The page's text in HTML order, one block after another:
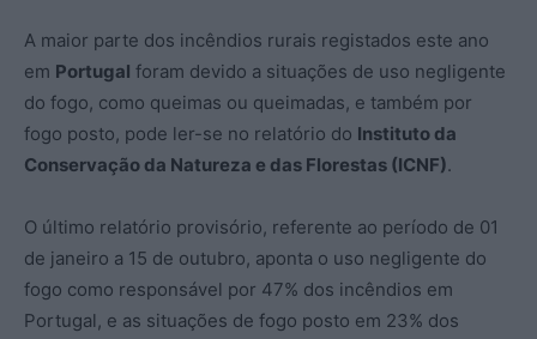
A maior parte dos incêndios rurais registados este ano
em Portugal foram devido a situações de uso negligente
do fogo, como queimas ou queimadas, e também por
fogo posto, pode ler-se no relatório do Instituto da
Conservação da Natureza e das Florestas (ICNF).
O último relatório provisório, referente ao período de 01
de janeiro a 15 de outubro, aponta o uso negligente do
fogo como responsável por 47% dos incêndios em
Portugal, e as situações de fogo posto em 23% dos